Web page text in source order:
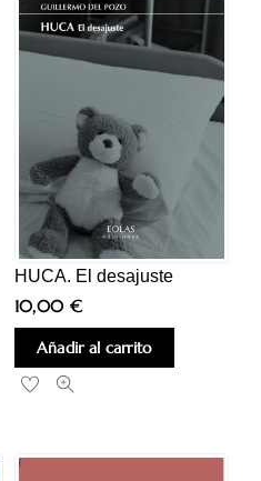
HUCA. El desajuste
10,00 €
Añadir al carrito